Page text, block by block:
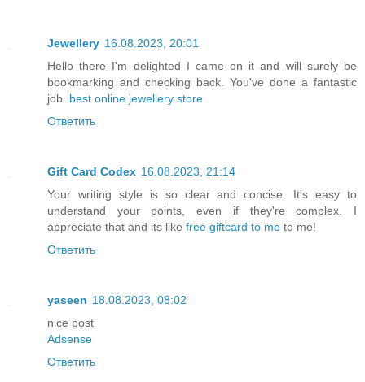
Jewellery 16.08.2023, 20:01
Hello there I'm delighted I came on it and will surely be
bookmarking and checking back. You've done a fantastic
job. best online jewellery store
Ответить
Gift Card Codex 16.08.2023, 21:14
Your writing style is so clear and concise. It's easy to
understand your points, even if they're complex. I
appreciate that and its like free giftcard to me to me!
Ответить
yaseen 18.08.2023, 08:02
nice post
Adsense
Ответить